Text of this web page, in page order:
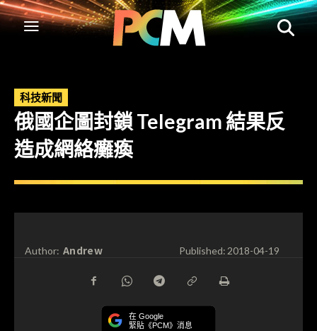
科技新聞
俄國企圖封鎖 Telegram 結果反
造成網絡癱瘓
Author: Andrew Published:2018-04-19
在 Google
緊貼《PCM》消息